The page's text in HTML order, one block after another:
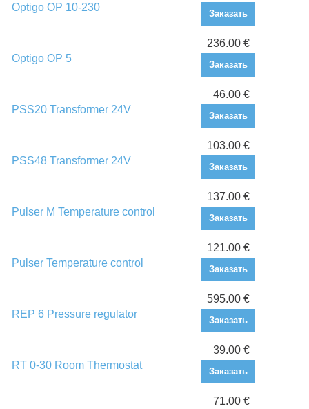
Optigo OP 10-230
Заказать
Optigo OP 5
236.00 €
Заказать
PSS20 Transformer 24V
46.00 €
Заказать
PSS48 Transformer 24V
103.00 €
Заказать
Pulser M Temperature control
137.00 €
Заказать
Pulser Temperature control
121.00 €
Заказать
REP 6 Pressure regulator
595.00 €
Заказать
RT 0-30 Room Thermostat
39.00 €
Заказать
71.00 €